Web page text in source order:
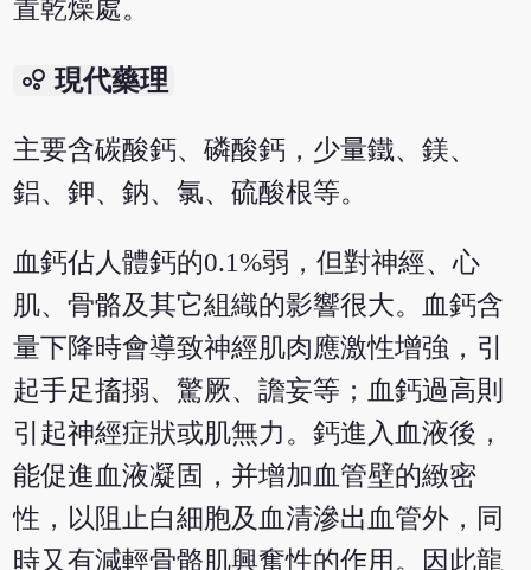
置乾燥處。
bubble_chart 現代藥理
主要含碳酸鈣、磷酸鈣，少量鐵、鎂、
鋁、鉀、鈉、氯、硫酸根等。
血鈣佔人體鈣的0.1%弱，但對神經、心
肌、骨骼及其它組織的影響很大。血鈣含
量下降時會導致神經肌肉應激性增強，引
起手足搐搦、驚厥、譫妄等；血鈣過高則
引起神經症狀或肌無力。鈣進入血液後，
能促進血液凝固，并增加血管壁的緻密
性，以阻止白細胞及血清滲出血管外，同
時又有減輕骨骼肌興奮性的作用。因此龍